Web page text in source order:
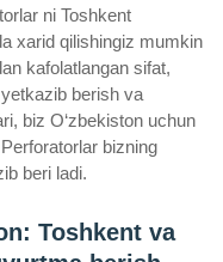
ni Toshkent
xarid qilishingiz mumkin
kafolatlangan sifat,
berish va
biz O‘zbekiston uchun
bizning
beri ladi.
Toshkent va